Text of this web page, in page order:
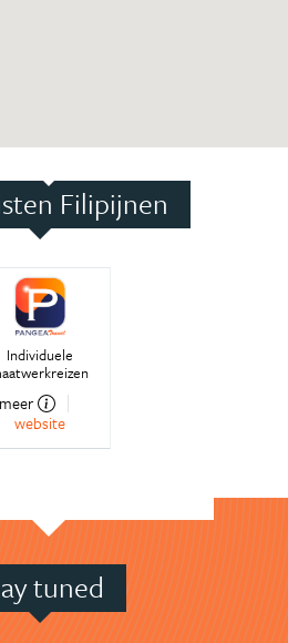
Filipijnen
Individuele
meer
website
tuned